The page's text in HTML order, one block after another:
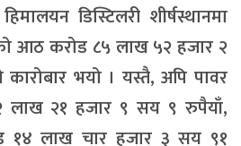
डिस्टिलरी शीर्षस्थानमा
आठ करोड ८५ लाख ५२ हजार २
भयो । यस्तै, अपि पावर
लाख २१ हजार ९ सय ९ रुपैयाँ,
लाख चार हजार ३ सय ९१